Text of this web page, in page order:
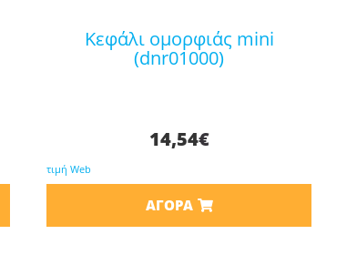
κεφάλι ομορφιάς mini
(dnr01000)
14,54€
τιμή Web
ΑΓΟΡΆ